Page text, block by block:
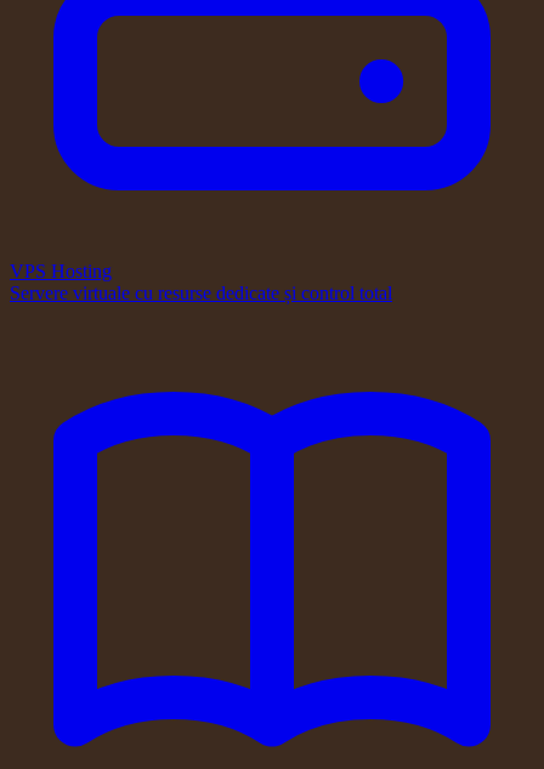
VPS Hosting
Servere virtuale cu resurse dedicate și control total